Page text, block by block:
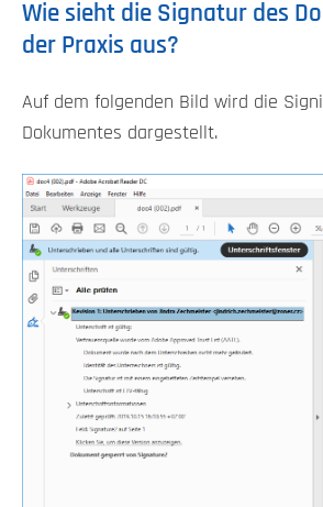
Wie sieht die Signatur des
der Praxis aus?
Auf dem folgenden Bild wird die
Dokumentes dargestellt.